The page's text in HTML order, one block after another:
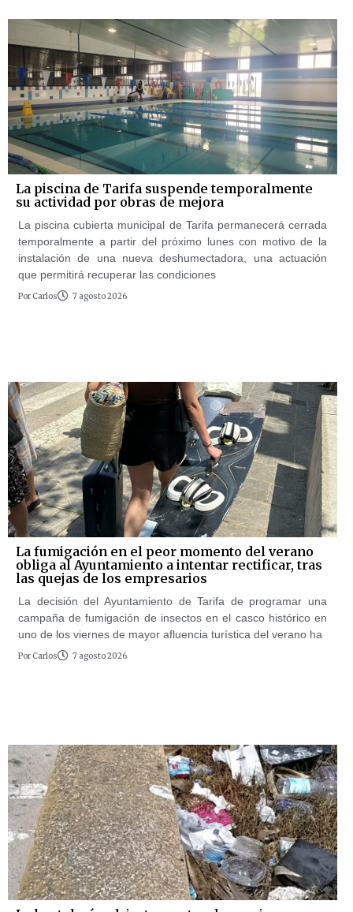
La piscina de Tarifa suspende temporalmente
su actividad por obras de mejora
La piscina cubierta municipal de Tarifa permanecerá cerrada
temporalmente a partir del próximo lunes con motivo de la
instalación de una nueva deshumectadora, una actuación
que permitirá recuperar las condiciones
Por Carlos 7 agosto 2026
La fumigación en el peor momento del verano
obliga al Ayuntamiento a intentar rectificar, tras
las quejas de los empresarios
La decisión del Ayuntamiento de Tarifa de programar una
campaña de fumigación de insectos en el casco histórico en
uno de los viernes de mayor afluencia turística del verano ha
Por Carlos 7 agosto 2026